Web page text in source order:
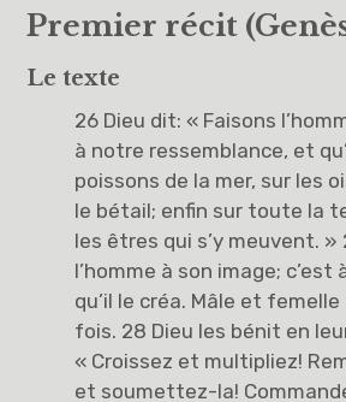
Libre pour me décider et
Premier récit
Le texte
26 Dieu dit: « Faisons
à notre ressemblance, et
poissons de la mer, sur les
le bétail; enfin sur toute la
les êtres qui s’y meuvent. »
l’homme à son image; c’est
qu’il le créa. Mâle et
fois. 28 Dieu les bénit en
« Croissez et multipliez!
et soumettez-la!